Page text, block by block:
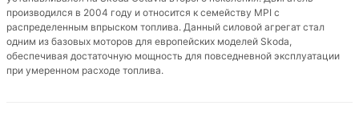
производился в 2004 году и относится к семейству MPI с
распределенным впрыском топлива. Данный силовой агрегат стал
одним из базовых моторов для европейских моделей Skoda,
обеспечивая достаточную мощность для повседневной эксплуатации
при умеренном расходе топлива.